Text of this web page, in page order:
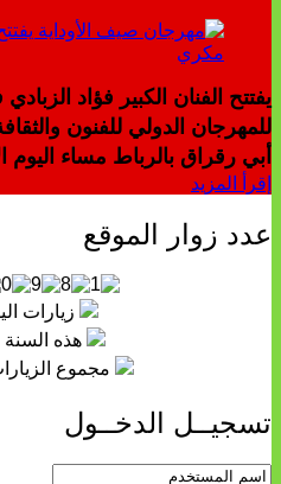
للمهرجان الدولي للفنون
أبي رقراق بالرباط مساء اليوم الاحد 09 غشت
إقرأ المزيد
عدد زوار الموقع
زيارات
هذه السنة :
مجموع الزيارات :
تسجيــل الدخــول